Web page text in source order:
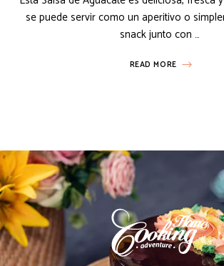
se puede servir como un aperitivo o
snack junto con …
READ MORE